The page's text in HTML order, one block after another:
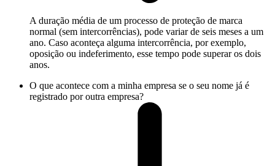
A duração média de um processo de proteção de marca
normal (sem intercorrências), pode variar de seis meses a um
ano. Caso aconteça alguma intercorrência, por exemplo,
oposição ou indeferimento, esse tempo pode superar os dois
anos.
O que acontece com a minha empresa se o seu nome já é
registrado por outra empresa?